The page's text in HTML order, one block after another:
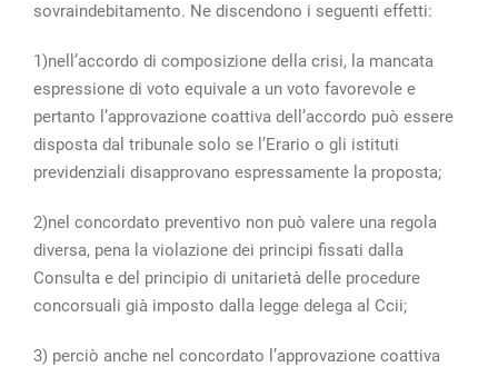
sovraindebitamento. Ne discendono i seguenti effetti:
1)nell’accordo di composizione della crisi, la mancata
espressione di voto equivale a un voto favorevole e
pertanto l’approvazione coattiva dell’accordo può essere
disposta dal tribunale solo se l’Erario o gli istituti
previdenziali disapprovano espressamente la proposta;
2)nel concordato preventivo non può valere una regola
diversa, pena la violazione dei principi fissati dalla
Consulta e del principio di unitarietà delle procedure
concorsuali già imposto dalla legge delega al Ccii;
3) perciò anche nel concordato l’approvazione coattiva